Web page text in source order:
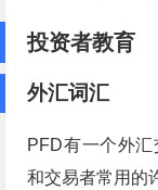
投资者教育
外汇词汇
PFD有一个外
和交易者常用的